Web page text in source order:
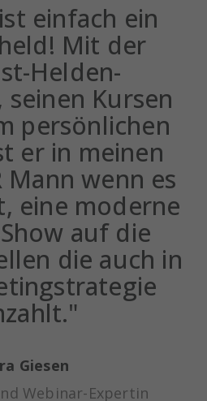
einfach ein
Mit der
Helden-
seinen Kursen
persönlichen
er in meinen
Mann wenn es
eine moderne
auf die
die auch in
Giesen
Webinar-Expertin